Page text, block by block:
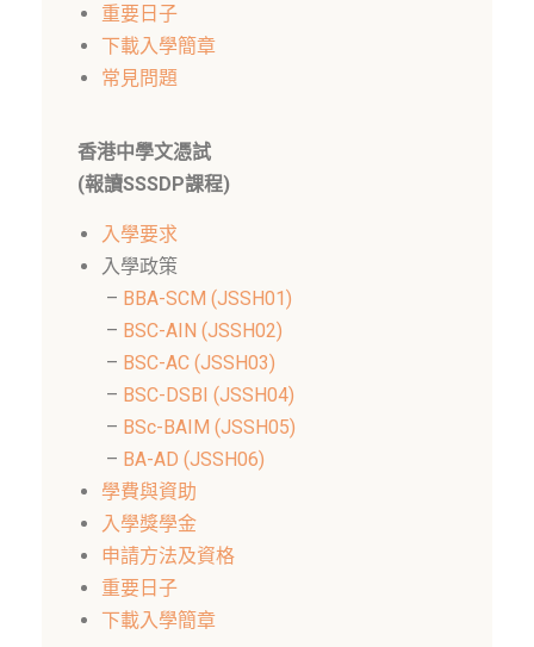
重要日子
下載入學簡章
常見問題
香港中學文憑試
(報讀SSSDP課程)
入學要求
入學政策
– BBA-SCM (JSSH01)
– BSC-AIN (JSSH02)
– BSC-AC (JSSH03)
– BSC-DSBI (JSSH04)
– BSc-BAIM (JSSH05)
– BA-AD (JSSH06)
學費與資助
入學獎學金
申請方法及資格
重要日子
下載入學簡章